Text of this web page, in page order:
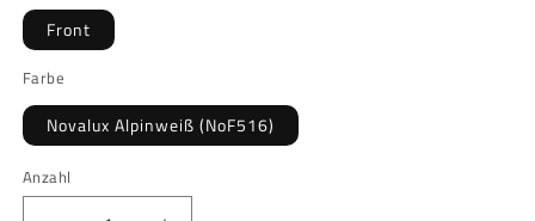
Front
Farbe
Novalux Alpinweiß (NoF516)
Anzahl
Anzahl